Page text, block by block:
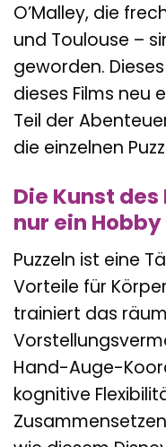
O’Malley, die
und Toulouse –
geworden.
dieses Films neu
Teil der
die einzelnen
Die Kunst des
nur ein Hobby
Puzzeln ist eine
Vorteile für
trainiert das
Hand-Auge-
kognitive